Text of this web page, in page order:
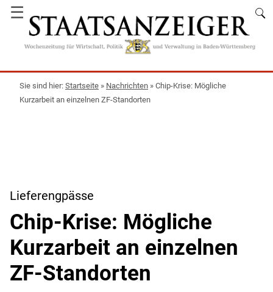
☰
Startseite » Nachrichten » Chip-Krise: Mögliche
Kurzarbeit an einzelnen ZF-Standorten
Lieferengpässe
Chip-Krise: Mögliche
Kurzarbeit an einzelnen
ZF-Standorten